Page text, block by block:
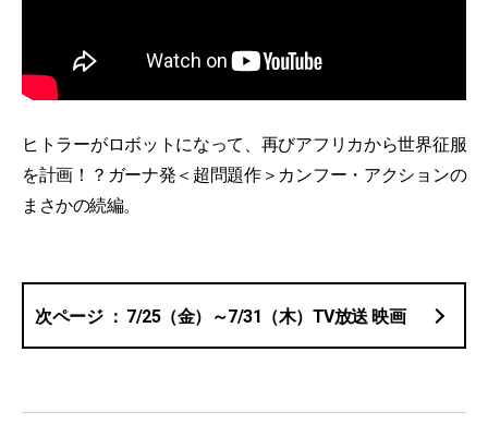
ヒトラーがロボットになって、再びアフリカから世界征服
を計画！？ガーナ発＜超問題作＞カンフー・アクションの
まさかの続編。
7/25（金）～7/31（木）TV放送 映画